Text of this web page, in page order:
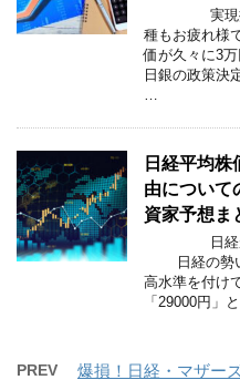
実現損
種もお疲れ様
価が久々に3
日銀の政策決
日経平均
由について
資家予想ま
日経が30
日経の勢い
高水準を付け
「29000円」
PREV
爆損！日経・マザー